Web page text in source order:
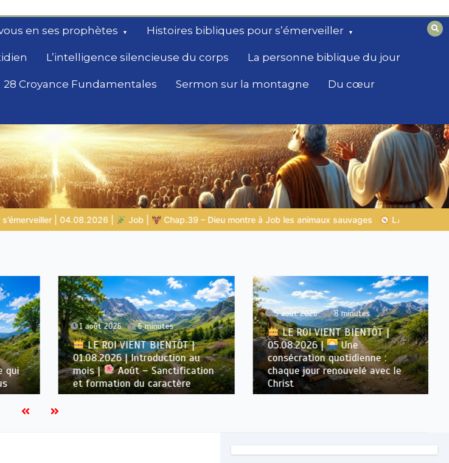
en ses prophètes Histoires bibliques pour s’émerveiller
L’intelligence silencieuse du corps La personne biblique du jour
28 Croyance Fundamentales Sermon sur la montagne Du cœur
– Dieu montre à Job les animaux sauvages LA SAGESSE DE DIEU POUR TON QUOTIDIEN |
1 août 2026 6 minutes
LE ROI VIENT BIENTÔT |
01.08.2026 | Introduction au
mois |
Août – Sanctification
et formation du caractère
5 août 2026 8 minutes
LE ROI VIENT BIENTÔT |
05.08.2026 |
Une
consécration quotidienne :
chaque jour renouvelé avec le
Christ